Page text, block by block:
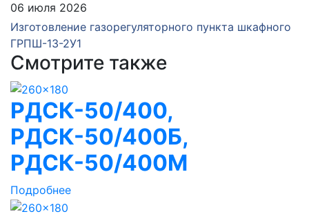
06 июля 2026
Изготовление газорегуляторного пункта шкафного
ГРПШ-13-2У1
Смотрите также
РДСК-50/400,
РДСК-50/400Б,
РДСК-50/400М
Подробнее